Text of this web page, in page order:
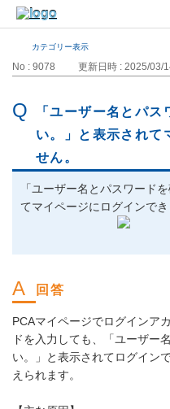
カテゴリー表示
No : 9078 更新日時 : 2025/03/
「ユーザー名とパ
い。」と表示されて
せん。
「ユーザー名とパスワード
てマイページにログインでき
PCAマイページでログインア
ドを入力しても、「ユーザー
い。」と表示されてログイン
えられます。